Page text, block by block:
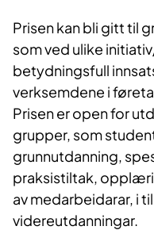
Prisen kan bli gitt til
som ved ulike
betydningsfull
verksemdene i
Prisen er open for
grupper, som
grunnutdanning,
praksistiltak,
av medarbeidarar, i
videreutdanningar.